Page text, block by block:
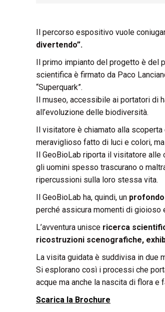
Il percorso espositivo vuole
divertendo”.
Il primo impianto del progetto è del
scientifica è firmato da Paco
“Superquark”.
Il museo, accessibile ai portatori di
all’evoluzione delle biodiversità.
Il visitatore è chiamato alla scoperta
meraviglioso fatto di luci e colori,
Il GeoBioLab riporta il visitatore alle
gli uomini spesso trascurano o
ripercussioni sulla loro stessa vita.
Il GeoBioLab ha, quindi, un
perché assicura momenti di gioioso
L’avventura unisce ricerca
ricostruzioni scenografiche,
La visita guidata è suddivisa in due
Si esplorano così i processi che
acque ma anche la nascita di flora
Scarica la Brochure